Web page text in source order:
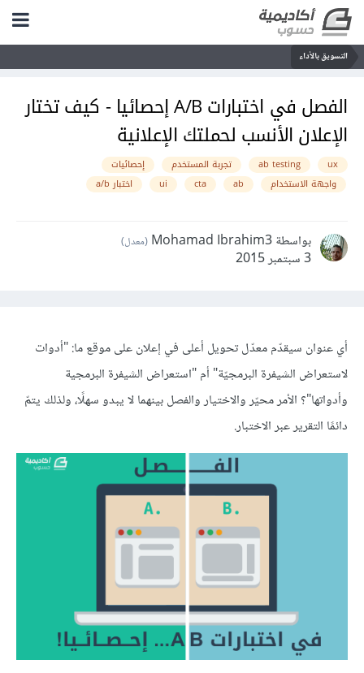
التسويق بالأداء
الفصل في اختبارات A/B إحصائيا - كيف تختار
الإعلان الأنسب لحملتك الإعلانية
ux
ab testing تجربة المستخدم
إحصائيات
واجهة الاستخدام
ab
cta
ui اختبار a/b
بواسطة Mohamad Ibrahim3 (معدل)
3 سبتمبر 2015
أي عنوان سيقدّم معدّل تحويل أعلى في إعلان على موقع ما: "أدوات
لاستعراض الشيفرة البرمجيّة" أم "استعراض الشيفرة البرمجية
وأدواتها"؟ الأمر محيّر والاختيار والفصل بينهما لا يبدو سهلًا، ولذلك يتمّ
دائمًا التقرير عبر الاختبار.